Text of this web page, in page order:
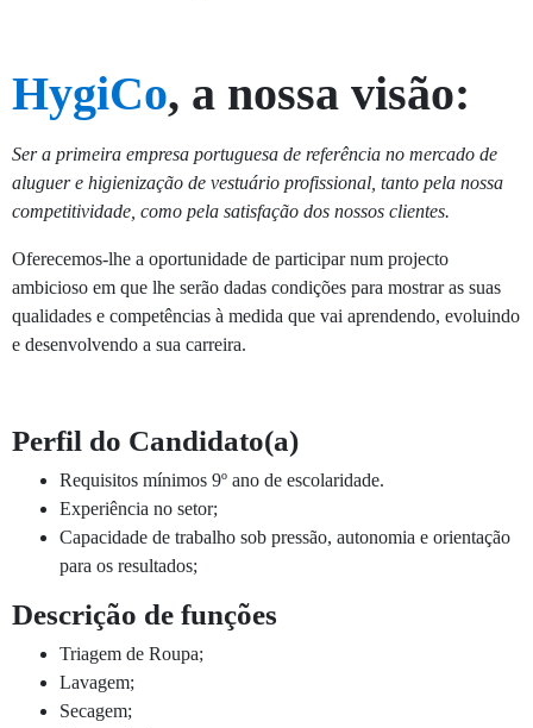
HygiCo, a nossa visão:
Ser a primeira empresa portuguesa de referência no mercado de
aluguer e higienização de vestuário profissional, tanto pela nossa
competitividade, como pela satisfação dos nossos clientes.
Oferecemos-lhe a oportunidade de participar num projecto
ambicioso em que lhe serão dadas condições para mostrar as suas
qualidades e competências à medida que vai aprendendo, evoluindo
e desenvolvendo a sua carreira.
Perfil do Candidato(a)
Requisitos mínimos 9º ano de escolaridade.
Experiência no setor;
Capacidade de trabalho sob pressão, autonomia e orientação
para os resultados;
Descrição de funções
Triagem de Roupa;
Lavagem;
Secagem;